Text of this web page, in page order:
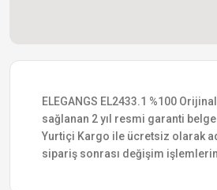
ELEGANGS EL2433.1 %100
sağlanan 2 yıl resmi garanti
Yurtiçi Kargo ile ücretsiz olarak
sipariş sonrası değişim